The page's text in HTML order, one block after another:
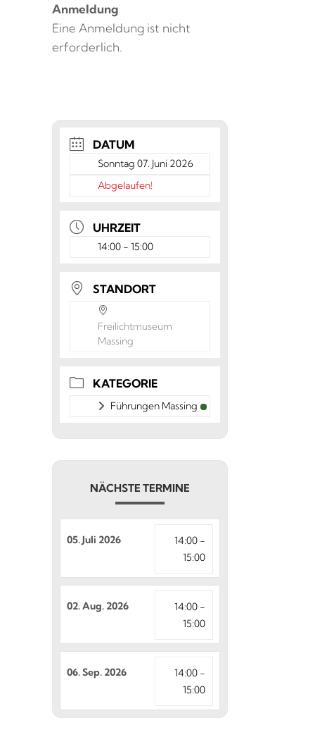
Anmeldung
Eine Anmeldung ist nicht
erforderlich.
DATUM
Sonntag 07. Juni 2026
Abgelaufen!
UHRZEIT
14:00 - 15:00
STANDORT
Freilichtmuseum
Massing
KATEGORIE
Führungen Massing
NÄCHSTE TERMINE
05. Juli 2026
14:00 -
15:00
02. Aug. 2026
14:00 -
15:00
06. Sep. 2026
14:00 -
15:00